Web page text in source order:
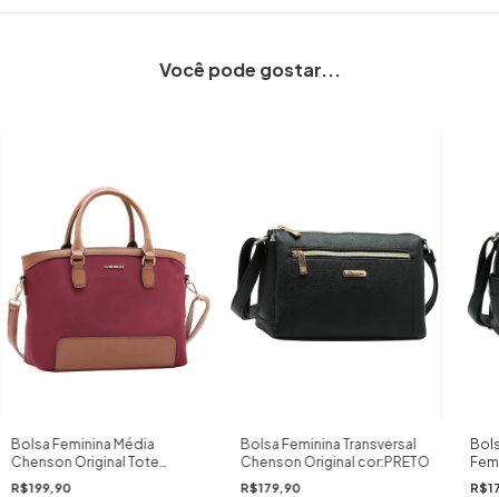
Você pode gostar...
Bolsa Feminina Média
Chenson Original Tote
Tecido Microfibra
R$199,90
Bolsa Feminina Transversal
Chenson Original cor:PRETO
R$179,90